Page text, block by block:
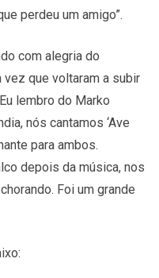
perdeu um amigo”.
com alegria do
vez que voltaram a subir
lembro do Marko
nós cantamos ‘Ave
para ambos.
depois da música, nos
Foi um grande